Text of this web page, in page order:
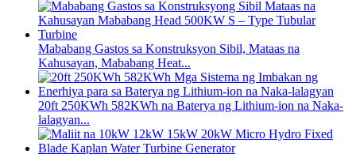
Mababang Gastos sa Konstruksyon Sibil, Mataas na
Kahusayan, Mababang Heat...
20ft 250KWh 582KWh na Baterya ng Lithium-ion na Naka-
lalagyan...